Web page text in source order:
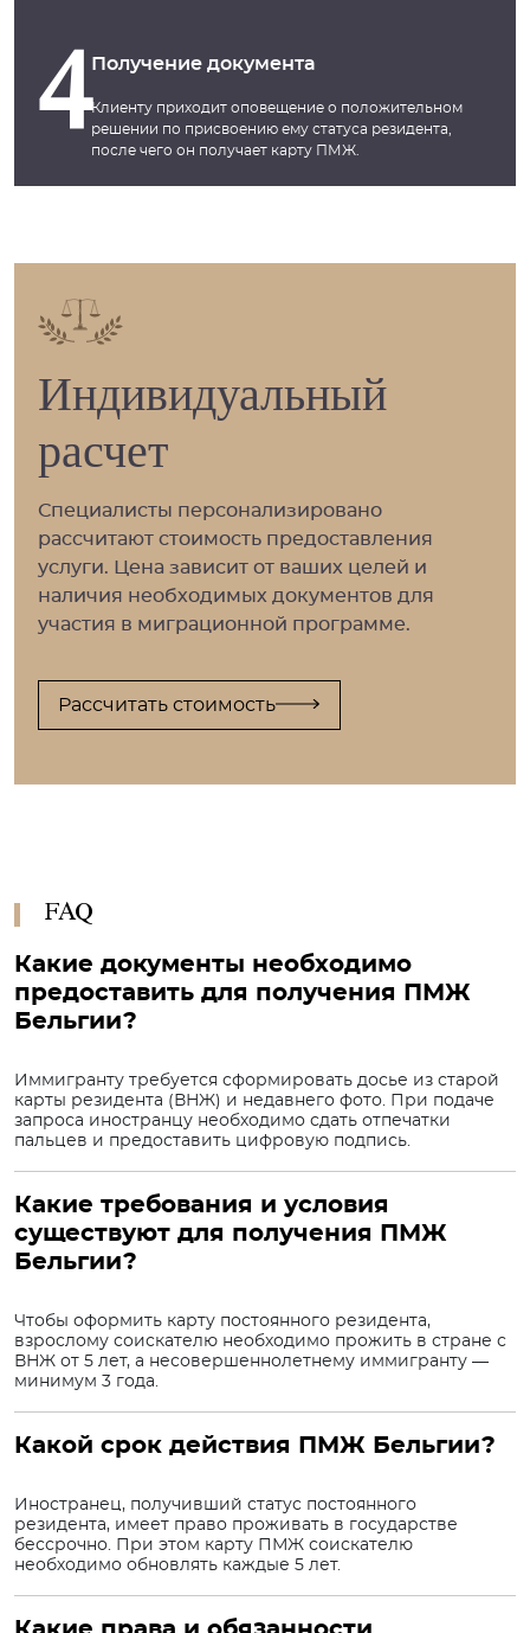
4Получение документа
Клиенту приходит оповещение о положительном
решении по присвоению ему статуса резидента,
после чего он получает карту ПМЖ.
Индивидуальный
расчет
Специалисты персонализировано
рассчитают стоимость предоставления
услуги. Цена зависит от ваших целей и
наличия необходимых документов для
участия в миграционной программе.
Рассчитать стоимость
FAQ
Какие документы необходимо
предоставить для получения ПМЖ
Бельгии?
Иммигранту требуется сформировать досье из старой
карты резидента (ВНЖ) и недавнего фото. При подаче
запроса иностранцу необходимо сдать отпечатки
пальцев и предоставить цифровую подпись.
Какие требования и условия
существуют для получения ПМЖ
Бельгии?
Чтобы оформить карту постоянного резидента,
взрослому соискателю необходимо прожить в стране с
ВНЖ от 5 лет, а несовершеннолетнему иммигранту —
минимум 3 года.
Какой срок действия ПМЖ Бельгии?
Иностранец, получивший статус постоянного
резидента, имеет право проживать в государстве
бессрочно. При этом карту ПМЖ соискателю
необходимо обновлять каждые 5 лет.